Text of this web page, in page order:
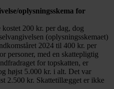
oplysningsskema for
200 kr. per dag, dog
(oplysningsskemaet)
2024 til 400 kr. per
personer, med en skattepligtig
for topskatten, er
højst 5.000 kr. i alt. Det var
2.500 kr. Skattetillægget er ikke